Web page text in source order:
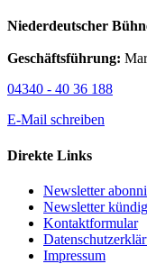
Niederdeutscher
Geschäftsführung:
04340 - 40 36 188
E-Mail schreiben
Direkte Links
Newsletter
Newsletter
Kontaktformular
Impressum